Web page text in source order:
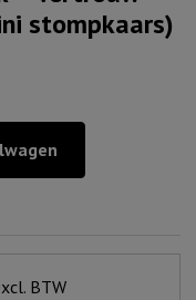
stompkaars)
BTW